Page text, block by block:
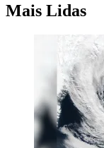
Mais Lidas